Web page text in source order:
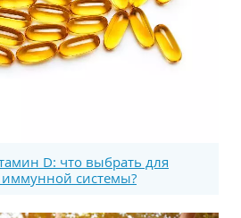
D: что выбрать для
иммунной системы?